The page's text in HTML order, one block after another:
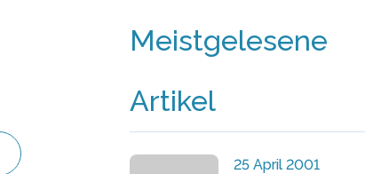
Meistgelesene
Artikel
25 April 2001